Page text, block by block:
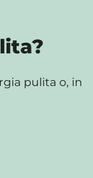
pulita o, in